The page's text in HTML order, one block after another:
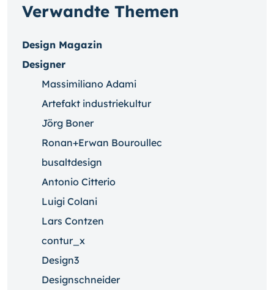
Verwandte Themen
Design Magazin
Designer
Massimiliano Adami
Artefakt industriekultur
Jörg Boner
Ronan+Erwan Bouroullec
busaltdesign
Antonio Citterio
Luigi Colani
Lars Contzen
contur_x
Design3
Designschneider